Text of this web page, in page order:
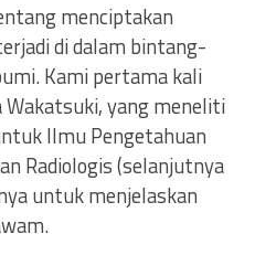
menciptakan
di dalam bintang-
Kami pertama kali
Wakatsuki, yang meneliti
Ilmu Pengetahuan
Radiologis (selanjutnya
untuk menjelaskan